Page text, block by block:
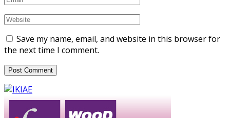
Save my name, email, and website in this browser for
the next time I comment.